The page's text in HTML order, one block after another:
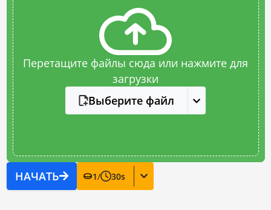
Перетащите файлы сюда или нажмите для
загрузки
Выберите файл
НАЧАТЬ 1/ 30s